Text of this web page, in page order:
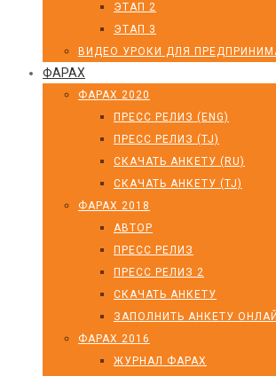
ЭТАП 2
ЭТАП 3
ВИДЕО УРОКИ ДЛЯ
ФАРАХ
ФАРАХ 2020
ПРЕСС РЕЛИЗ (ENG)
ПРЕСС РЕЛИЗ (TJ)
СКАЧАТЬ АНКЕТУ (RU)
СКАЧАТЬ АНКЕТУ (TJ)
ФАРАХ 2018
АВТОР
ПРЕСС РЕЛИЗ
ПРЕСС РЕЛИЗ 2
СКАЧАТЬ АНКЕТУ
ЗАПОЛНИТЬ АНКЕТУ
ФАРАХ 2016
ЖУРНАЛ ФАРАХ